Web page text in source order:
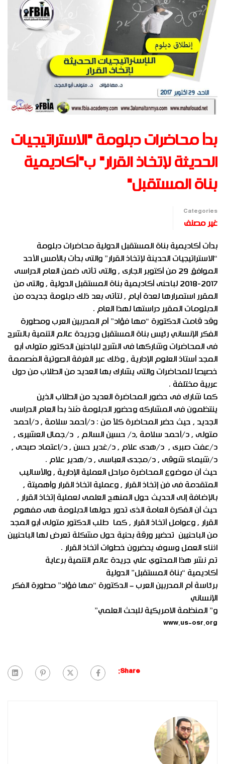
بدأ محاضرات دبلومة "الاستراتيجيات
الحديثة لإتخاذ القرار" ب"أكاديمية
بناة المستقبل"
Categories
غير مصنف
بدأت أكاديمية بناة المستقبل الدولية محاضرات دبلومة
“الاستراتيجيات الحديثة لإتخاذ القرار” والتى بدأت بالأمس الأحد
الموافق 29 من أكتوبر الجارى , والتى تأتى ضمن العام الدراسى
2017-2018 لباحثى أكاديمية بناة المستقبل الدولية , والتى من
المقرر استمرارها لعدة أيام , لتأتى بعد ذلك دبلومة جديده من
الدبلومات المقرر دراستها لهذا العام .
وقد قامت الدكتورة “مها فؤاد” أم المدربين العرب ومطورة
الفكر الإنساني رئيس بناة المستقبل وجريدة عالم التنمية بالشرح
فى المحاضرات وشاركها فى الشرح للباحثين الدكتور متولى أبو
المجد أستاذ العلوم الإدارية , وذلك عبر الغرفة الصوتية المُصممة
خصيصآ للمحاضرات والتى يشارك بها العديد من الطلاب من دول
عربية مختلفة .
كما شارك فى حضور المحاضرة العديد من الطلاب الذين
ينتظمون فى المشاركه وحضور الدبلومة مٌنذ بدأ العام الدراسى
الجديد , حيث حضر المحاضرة كلآ من : د/أحمد سلامة , د/أحمد
متولى , د/أحمد سلامة ,د/ حسين السالم , د/جمال العشيرى ,
د/عفت صبرى , د/هدى علام , د/غدير حسن , د/اعتماد صبحى ,
د/شيماء شوقى , د/مجدى العباسى , د/هدير علام .
حيث أن موضوع المحاضرة مراحل العملية الإدارية , والأساليب
المتقدمة فى فن إتخاذ القرار , وعملية اتخاذ القرار وأهميتة ,
بالإضافة إلى الحديث حول المنهج العلمى لعملية إتخاذ القرار ,
حيث أن الفكرة العامة الذى تدور حولها الدبلومة هى مفهوم
القرار , وعوامل أتخاذ القرار , كما طلب الدكتور متولى أبو المجد
من الباحثيين تحضير ورقة بحثية حول مشكلة تعرض لها الباحثيين
اثناء العمل وسوف يحضرون خطوات أتخاذ القرار .
تم نشر هذا المحتوي علي جريدة عالم التنمية برعاية
أكاديمية “بناة المستقبل” الدولية
برئاسة أم المدربين العرب – الدكتورة “مها فؤاد” مطورة الفكر
الإنساني
و” المنظمة الامريكية للبحث العلمي”
www.us-osr.org
Share: